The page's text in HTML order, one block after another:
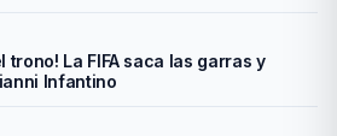
trono! La FIFA saca las garras y
Infantino